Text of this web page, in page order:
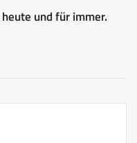
und für immer.